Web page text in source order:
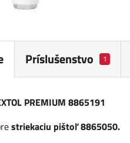
Príslušenstvo 1
PREMIUM 8865191
striekaciu pištoľ 8865050.